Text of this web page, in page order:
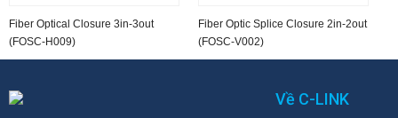
Fiber Optical Closure 3in-3out
(FOSC-H009)
Fiber Optic Splice Closure 2in-2out
(FOSC-V002)
Về C-LINK